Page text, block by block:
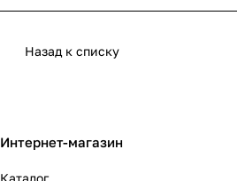
Назад к списку
Интернет-магазин